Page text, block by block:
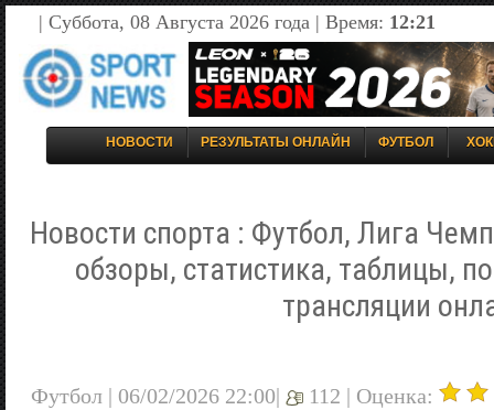
| Суббота, 08 Августа 2026 года | Время: 12:21
НОВОСТИ РЕЗУЛЬТАТЫ ОНЛАЙН ФУТБОЛ
Новости спорта : Футбол, Лига
обзоры, статистика, таблицы,
трансляции
Футбол | 06/02/2026 22:00| 112 | Оценка: